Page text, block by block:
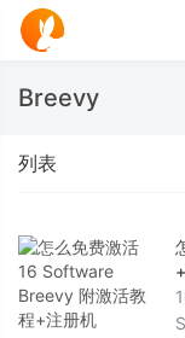
Breevy
列表